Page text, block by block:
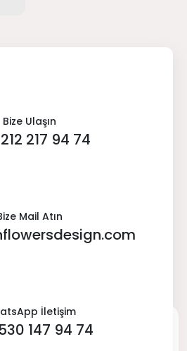
Bize Ulaşın
217 94 74
Mail Atın
İletişim
147 94 74